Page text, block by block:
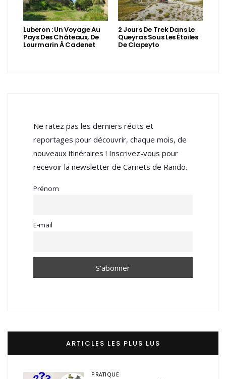
Luberon : Un Voyage Au
Pays Des Châteaux, De
Lourmarin À Cadenet
2 Jours De Trek Dans Le
Queyras Sous Les Étoiles
De Clapeyto
Ne ratez pas les derniers récits et
reportages pour découvrir, chaque mois, de
nouveaux itinéraires ! Inscrivez-vous pour
recevoir la newsletter de Carnets de Rando.
Prénom
E-mail
ARTICLES LES PLUS LUS
PRATIQUE